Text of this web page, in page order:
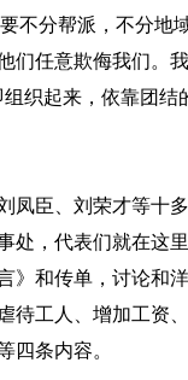
不分帮派，不分地
们任意欺侮我们。
织起来，依靠团结
臣、刘荣才等十
处，代表们就在这
》和传单，讨论和
待工人、增加工资
四条内容。